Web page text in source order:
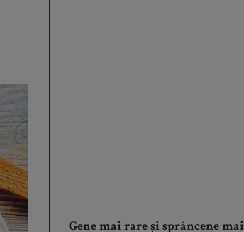
Gene mai rare și sprâncene mai